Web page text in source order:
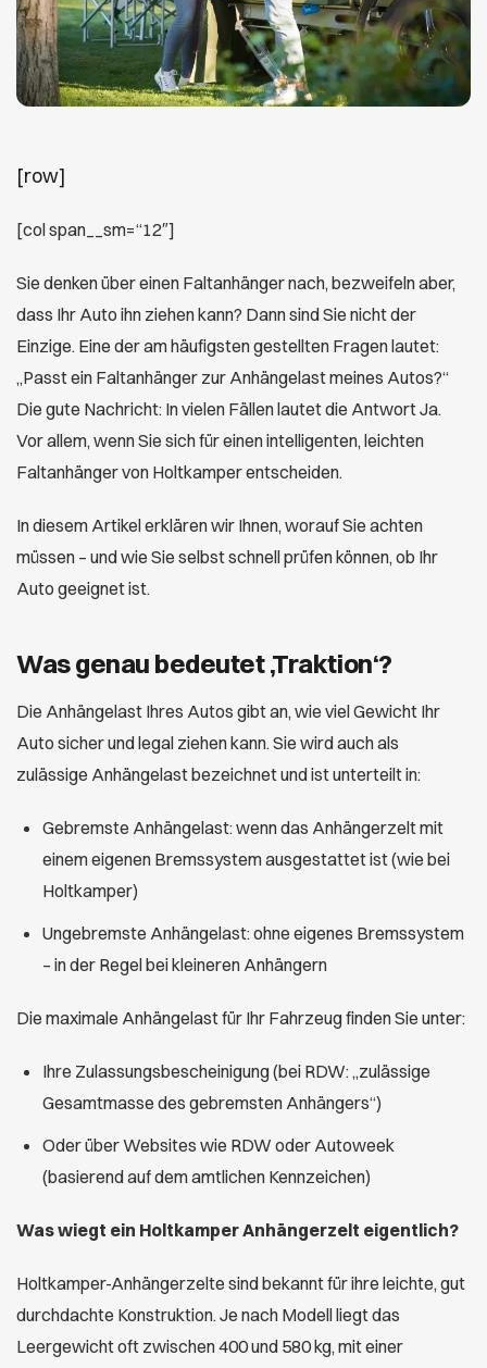
[row]
[col span__sm=“12″]
Sie denken über einen Faltanhänger nach, bezweifeln aber,
dass Ihr Auto ihn ziehen kann? Dann sind Sie nicht der
Einzige. Eine der am häufigsten gestellten Fragen lautet:
„Passt ein Faltanhänger zur Anhängelast meines Autos?“
Die gute Nachricht: In vielen Fällen lautet die Antwort Ja.
Vor allem, wenn Sie sich für einen intelligenten, leichten
Faltanhänger von Holtkamper entscheiden.
In diesem Artikel erklären wir Ihnen, worauf Sie achten
müssen – und wie Sie selbst schnell prüfen können, ob Ihr
Auto geeignet ist.
Was genau bedeutet ‚Traktion‘?
Die Anhängelast Ihres Autos gibt an, wie viel Gewicht Ihr
Auto sicher und legal ziehen kann. Sie wird auch als
zulässige Anhängelast bezeichnet und ist unterteilt in:
Gebremste Anhängelast: wenn das Anhängerzelt mit
einem eigenen Bremssystem ausgestattet ist (wie bei
Holtkamper)
Ungebremste Anhängelast: ohne eigenes Bremssystem
– in der Regel bei kleineren Anhängern
Die maximale Anhängelast für Ihr Fahrzeug finden Sie unter:
Ihre Zulassungsbescheinigung (bei RDW: „zulässige
Gesamtmasse des gebremsten Anhängers“)
Oder über Websites wie RDW oder Autoweek
(basierend auf dem amtlichen Kennzeichen)
Was wiegt ein Holtkamper Anhängerzelt eigentlich?
Holtkamper-Anhängerzelte sind bekannt für ihre leichte, gut
durchdachte Konstruktion. Je nach Modell liegt das
Leergewicht oft zwischen 400 und 580 kg, mit einer